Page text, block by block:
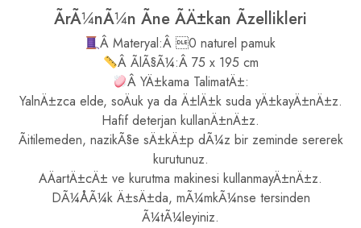
ÃrÃ¼nÃ¼n Ãne ÃÄ±kan Ãzellikleri
Â Materyal:Â 0 naturel pamuk
Â ÃlÃ§Ã¼:Â 75 x 195 cm
Â YÄ±kama TalimatÄ±:
YalnÄ±zca elde, soÄuk ya da Ä±lÄ±k suda yÄ±kayÄ±nÄ±z.
Hafif deterjan kullanÄ±nÄ±z.
Ãitilemeden, nazikÃ§e sÄ±kÄ±p dÃ¼z bir zeminde sererek
kurutunuz.
AÄartÄ±cÄ± ve kurutma makinesi kullanmayÄ±nÄ±z.
DÃ¼ÅÃ¼k Ä±sÄ±da, mÃ¼mkÃ¼nse tersinden
Ã¼tÃ¼leyiniz.